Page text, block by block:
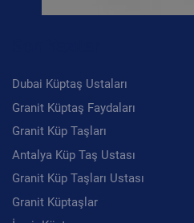
Dubai Küptaş Ustaları
Granit Küptaş Faydaları
Granit Küp Taşları
Antalya Küp Taş Ustası
Granit Küp Taşları Ustası
Granit Küptaşlar